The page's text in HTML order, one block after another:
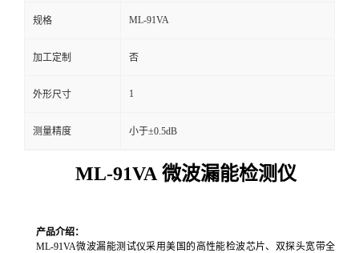
规格 ML-91VA
加工定制 否
外形尺寸 1
测量精度 小于±0.5dB
ML-91VA 微波漏能检测仪
产品介绍：
ML-91VA微波漏能测试仪采用美国的高性能检波芯片、双探头宽带全